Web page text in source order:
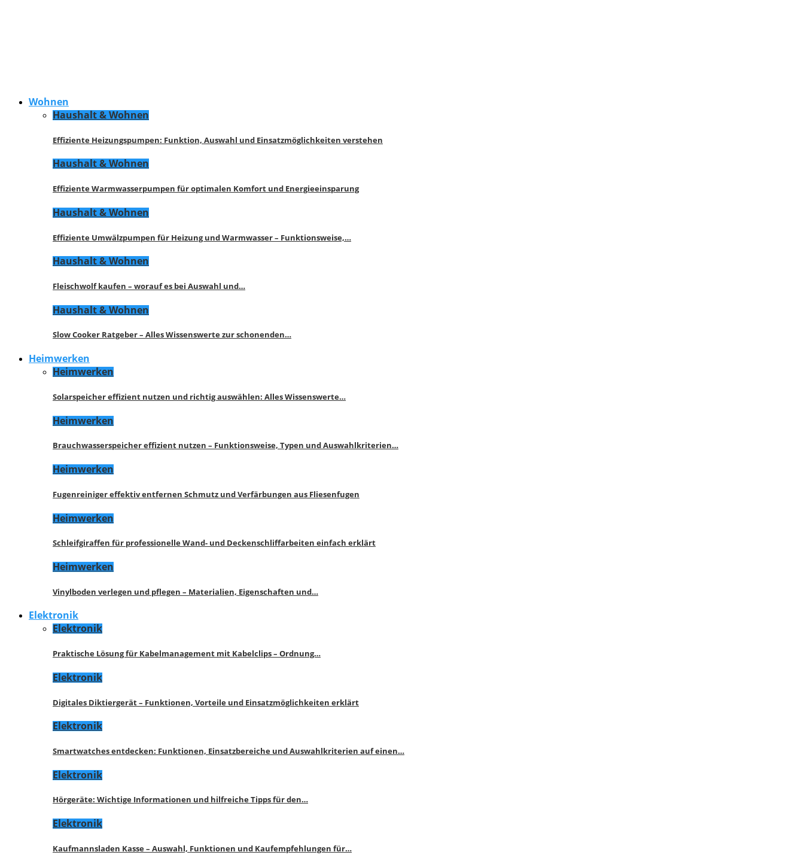
Wohnen
Haushalt & Wohnen
Effiziente Heizungspumpen: Funktion, Auswahl und Einsatzmöglichkeiten verstehen
Haushalt & Wohnen
Effiziente Warmwasserpumpen für optimalen Komfort und Energieeinsparung
Haushalt & Wohnen
Effiziente Umwälzpumpen für Heizung und Warmwasser – Funktionsweise,…
Haushalt & Wohnen
Fleischwolf kaufen – worauf es bei Auswahl und…
Haushalt & Wohnen
Slow Cooker Ratgeber – Alles Wissenswerte zur schonenden…
Heimwerken
Heimwerken
Solarspeicher effizient nutzen und richtig auswählen: Alles Wissenswerte…
Heimwerken
Brauchwasserspeicher effizient nutzen – Funktionsweise, Typen und Auswahlkriterien…
Heimwerken
Fugenreiniger effektiv entfernen Schmutz und Verfärbungen aus Fliesenfugen
Heimwerken
Schleifgiraffen für professionelle Wand- und Deckenschliffarbeiten einfach erklärt
Heimwerken
Vinylboden verlegen und pflegen – Materialien, Eigenschaften und…
Elektronik
Elektronik
Praktische Lösung für Kabelmanagement mit Kabelclips – Ordnung…
Elektronik
Digitales Diktiergerät – Funktionen, Vorteile und Einsatzmöglichkeiten erklärt
Elektronik
Smartwatches entdecken: Funktionen, Einsatzbereiche und Auswahlkriterien auf einen…
Elektronik
Hörgeräte: Wichtige Informationen und hilfreiche Tipps für den…
Elektronik
Kaufmannsladen Kasse – Auswahl, Funktionen und Kaufempfehlungen für…